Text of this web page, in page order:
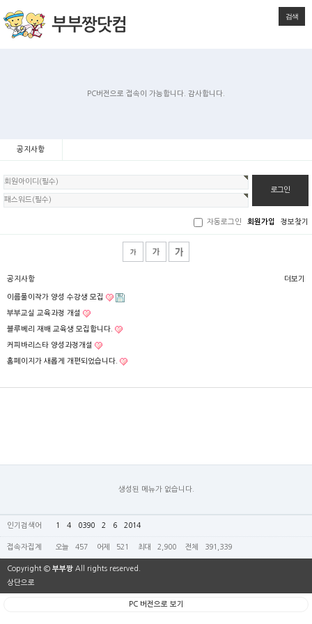
검색
PC버전으로 접속이 가능합니다. 감사합니다.
공지사항
회
원
로
그
자동로그인 회원가입 정보찾기
공지사항
이름풀이작가 양성 수강생 모집
부부교실 교육과정 개설
블루베리 재배 교육생 모집합니다.
커피바리스타 양성과정개설
홈페이지가 새롭게 개편되었습니다.
더보기
생성된 메뉴가 없습니다.
인기검색어 1 4 0390 2 6 2014
접속자집계 오늘 457 어제 521 최대 2,900 전체 391,339
Copyright © 부부짱 All rights reserved.
상단으로
PC 버전으로 보기